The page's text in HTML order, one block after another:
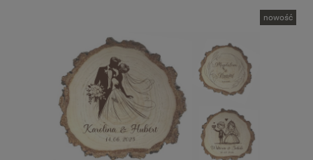
nowość